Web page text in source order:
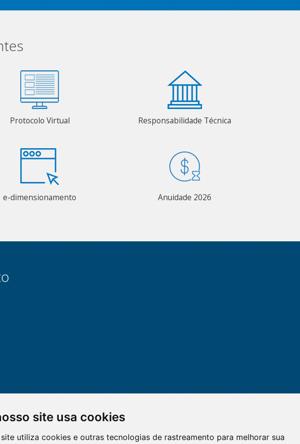
site usa cookies
site utiliza cookies e outras tecnologias de rastreamento para melhorar sua
Protocolo Virtual Responsabilidade Técnica
e-dimensionamento Anuidade 2026